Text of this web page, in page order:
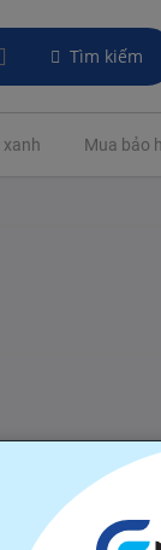
Tìm kiếm
xanh Mua bảo
và ngành